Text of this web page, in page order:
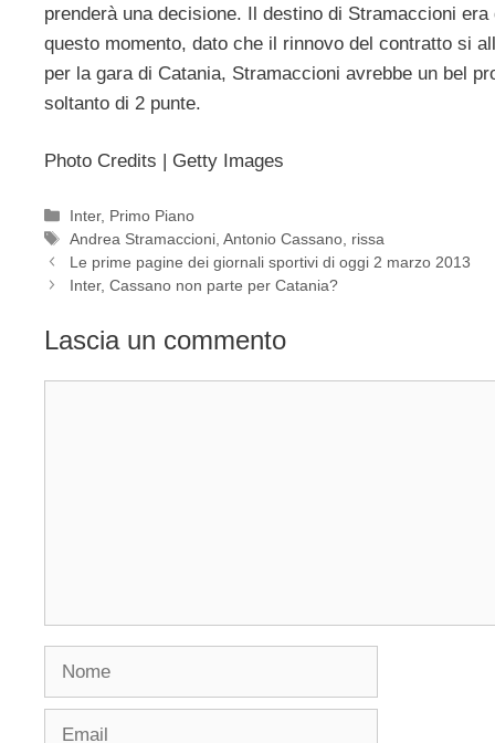
prenderà una decisione. Il destino di Stramaccioni
questo momento, dato che il rinnovo del contratto si
per la gara di Catania, Stramaccioni avrebbe un bel
soltanto di 2 punte.
Photo Credits | Getty Images
Categorie
Inter, Primo Piano
Tag
Andrea Stramaccioni ,Antonio Cassano rissa
Le prime pagine dei giornali sportivi di oggi 2 marzo 2013
Inter, Cassano non parte per Catania?
Lascia un commento
Nome
Email